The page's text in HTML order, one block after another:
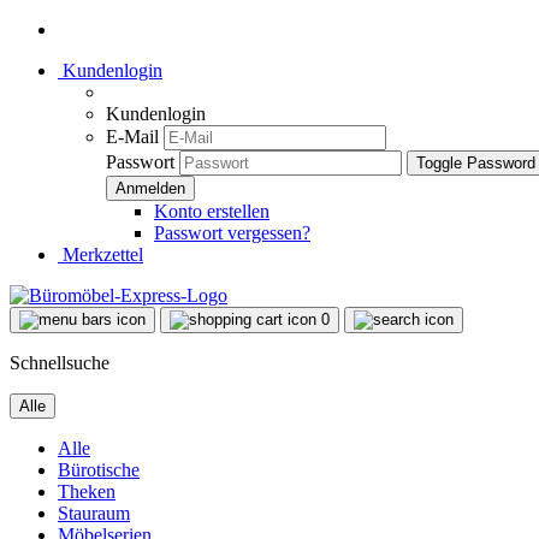
Kundenlogin
Kundenlogin
E-Mail
Passwort
Toggle
Konto erstellen
Passwort vergessen?
Merkzettel
0
Schnellsuche
Alle
Alle
Bürotische
Theken
Stauraum
Möbelserien